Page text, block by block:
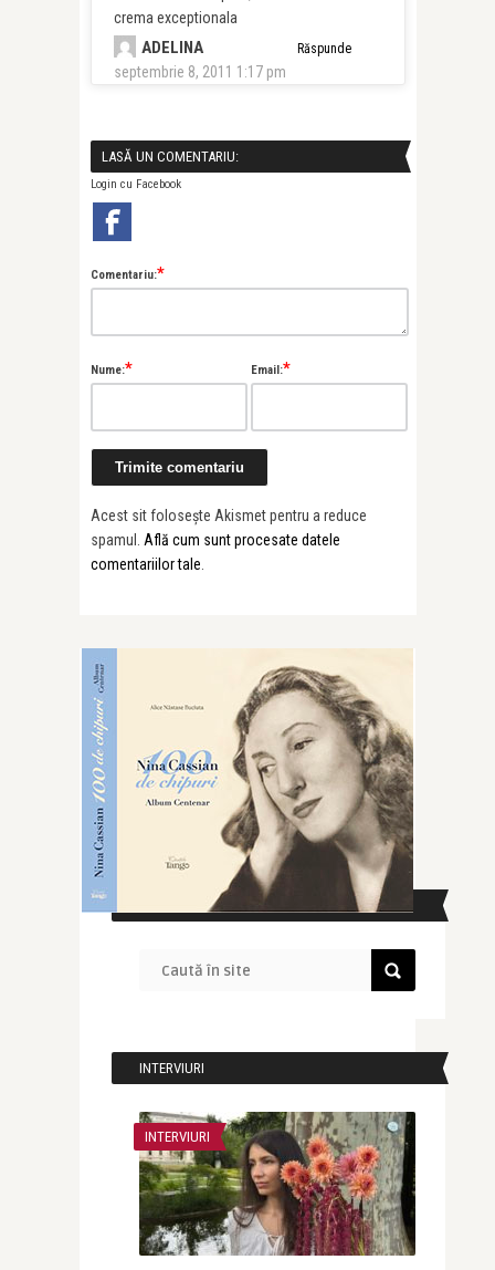
crema exceptionala
ADELINA
septembrie 8, 2011 1:17 pm
Răspunde
LASĂ UN COMENTARIU:
Login cu Facebook
Comentariu:*
Nume:* Email:*
Acest sit folosește Akismet pentru a reduce
spamul. Află cum sunt procesate datele
comentariilor tale.
CAUTĂ ÎN SITE
INTERVIURI
INTERVIURI